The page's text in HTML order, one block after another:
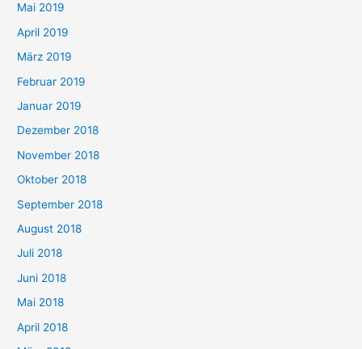
Mai 2019
April 2019
März 2019
Februar 2019
Januar 2019
Dezember 2018
November 2018
Oktober 2018
September 2018
August 2018
Juli 2018
Juni 2018
Mai 2018
April 2018